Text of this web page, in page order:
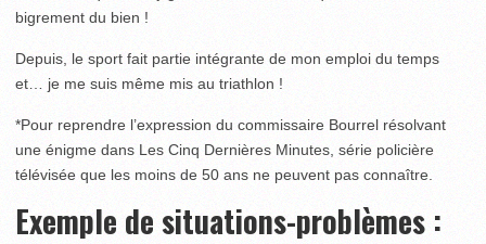
bigrement du bien !
Depuis, le sport fait partie intégrante de mon emploi du temps
et… je me suis même mis au triathlon !
*Pour reprendre l’expression du commissaire Bourrel résolvant
une énigme dans Les Cinq Dernières Minutes, série policière
télévisée que les moins de 50 ans ne peuvent pas connaître.
Exemple de situations-problèmes :